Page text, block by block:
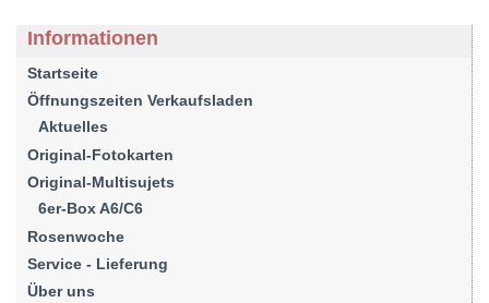
Informationen
Startseite
Öffnungszeiten Verkaufsladen
Aktuelles
Original-Fotokarten
Original-Multisujets
6er-Box A6/C6
Rosenwoche
Service - Lieferung
Über uns